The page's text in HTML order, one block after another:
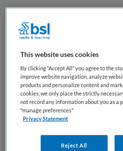
Starter
Vacature niet
Deze vacature Secretaresse
bij HagaZiekenhuis is niet meer
enkele vergelijkbare vacatures
interessant zijn.
This website uses cookies
By clicking “Accept All” you agree to the
improve website navigation, analyze
products and personalize content and
cookies, we only place the strictly
not record any information about you as a
"manage preferences"
Privacy Statement
Reject All